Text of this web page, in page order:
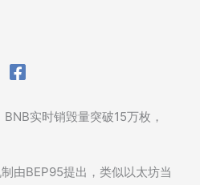
实时销毁量突破15万枚，
由BEP95提出，类似以太坊当